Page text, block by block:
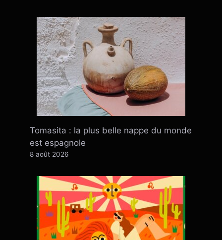
Tomasita : la plus belle nappe du monde
est espagnole
8 août 2026